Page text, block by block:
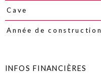
Cave
Année de construction
INFOS FINANCIÈRES